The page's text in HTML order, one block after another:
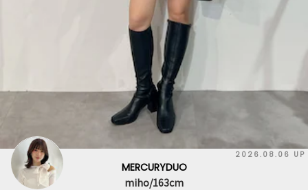
2026.08.06 UP
MERCURYDUO
miho/163cm